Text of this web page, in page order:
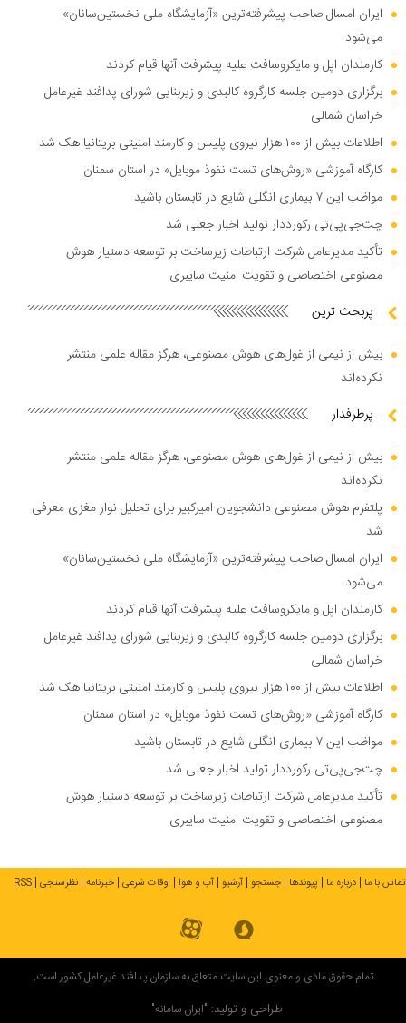
ایران امسال صاحب پیشرفته‌ترین «آزمایشگاه ملی نخستین‌سانان»
می‌شود
کارمندان اپل و مایکروسافت علیه پیشرفت آنها قیام کردند
برگزاری دومین جلسه کارگروه کالبدی و زیربنایی شورای پدافند غیرعامل
خراسان شمالی
اطلاعات بیش از ۱۰۰ هزار نیروی پلیس و کارمند امنیتی بریتانیا هک شد
کارگاه آموزشی «روش‌های تست نفوذ موبایل» در استان سمنان
مواظب این ۷ بیماری انگلی شایع در تابستان باشید
چت‌جی‌پی‌تی رکورددار تولید اخبار جعلی شد
تأکید مدیرعامل شرکت ارتباطات زیرساخت بر توسعه دستیار هوش
مصنوعی اختصاصی و تقویت امنیت سایبری
پربحث ترین
بیش از نیمی از غول‌های هوش مصنوعی، هرگز مقاله علمی منتشر
نکرده‌اند
پرطرفدار
بیش از نیمی از غول‌های هوش مصنوعی، هرگز مقاله علمی منتشر
نکرده‌اند
پلتفرم هوش مصنوعی دانشجویان امیرکبیر برای تحلیل نوار مغزی معرفی
شد
ایران امسال صاحب پیشرفته‌ترین «آزمایشگاه ملی نخستین‌سانان»
می‌شود
کارمندان اپل و مایکروسافت علیه پیشرفت آنها قیام کردند
برگزاری دومین جلسه کارگروه کالبدی و زیربنایی شورای پدافند غیرعامل
خراسان شمالی
اطلاعات بیش از ۱۰۰ هزار نیروی پلیس و کارمند امنیتی بریتانیا هک شد
کارگاه آموزشی «روش‌های تست نفوذ موبایل» در استان سمنان
مواظب این ۷ بیماری انگلی شایع در تابستان باشید
چت‌جی‌پی‌تی رکورددار تولید اخبار جعلی شد
تأکید مدیرعامل شرکت ارتباطات زیرساخت بر توسعه دستیار هوش
مصنوعی اختصاصی و تقویت امنیت سایبری
تماس با ما درباره ما پیوندها جستجو آرشیو آب و هوا اوقات شرعی خبرنامه نظرسنجی RSS
تمام حقوق مادی و معنوی این سایت متعلق به سازمان پدافند غیرعامل کشور است.
طراحی و تولید: "ایران سامانه"